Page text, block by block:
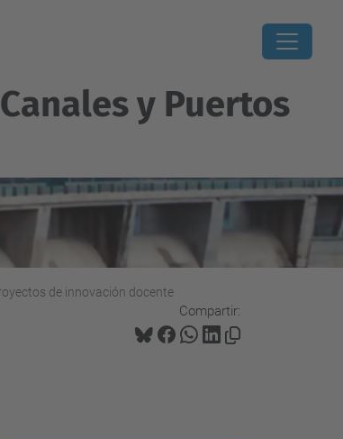
y Puertos
de innovación docente
Compartir: